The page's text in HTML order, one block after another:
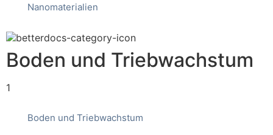
Nanomaterialien
Boden und Triebwachstum
1
Boden und Triebwachstum